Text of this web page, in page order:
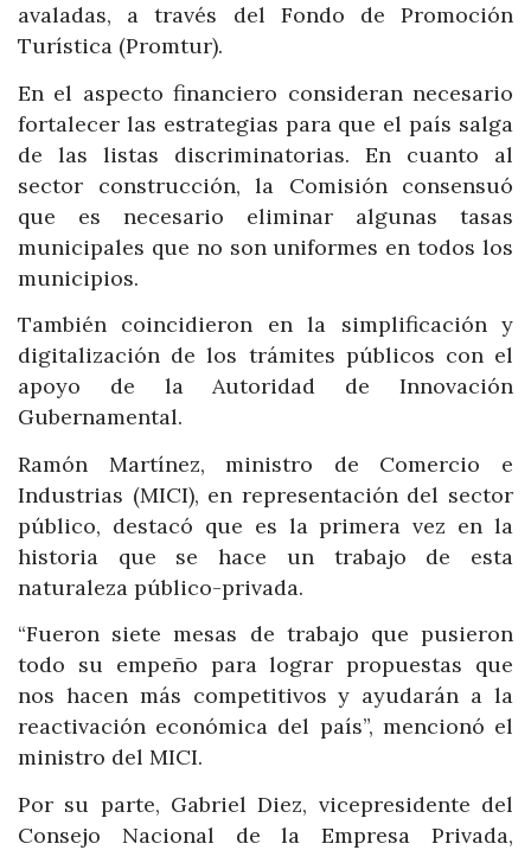
avaladas, a través del Fondo de Promoción
Turística (Promtur).
En el aspecto financiero consideran necesario
fortalecer las estrategias para que el país salga
de las listas discriminatorias. En cuanto al
sector construcción, la Comisión consensuó
que es necesario eliminar algunas tasas
municipales que no son uniformes en todos los
municipios.
También coincidieron en la simplificación y
digitalización de los trámites públicos con el
apoyo de la Autoridad de Innovación
Gubernamental.
Ramón Martínez, ministro de Comercio e
Industrias (MICI), en representación del sector
público, destacó que es la primera vez en la
historia que se hace un trabajo de esta
naturaleza público-privada.
“Fueron siete mesas de trabajo que pusieron
todo su empeño para lograr propuestas que
nos hacen más competitivos y ayudarán a la
reactivación económica del país”, mencionó el
ministro del MICI.
Por su parte, Gabriel Diez, vicepresidente del
Consejo Nacional de la Empresa Privada,